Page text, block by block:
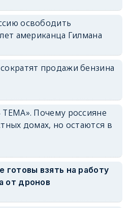
освободить
американца Гилмана
продажи бензина
Почему россияне
домах, но остаются в
готовы взять на работу
от дронов